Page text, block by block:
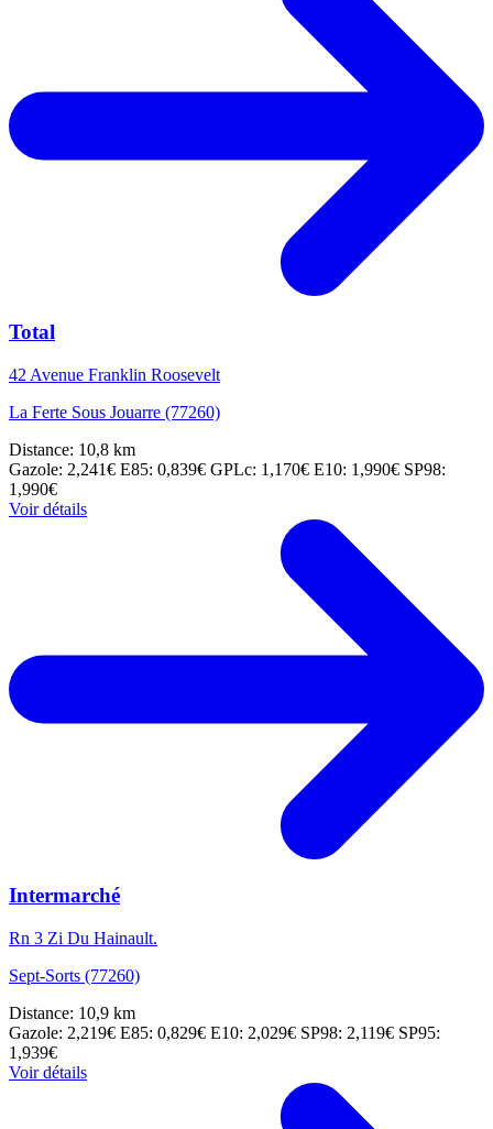
Total
42 Avenue Franklin Roosevelt
La Ferte Sous Jouarre (77260)
Distance: 10,8 km
Gazole: 2,241€ E85: 0,839€ GPLc: 1,170€ E10: 1,990€ SP98:
1,990€
Voir détails
Intermarché
Rn 3 Zi Du Hainault.
Sept-Sorts (77260)
Distance: 10,9 km
Gazole: 2,219€ E85: 0,829€ E10: 2,029€ SP98: 2,119€ SP95:
1,939€
Voir détails